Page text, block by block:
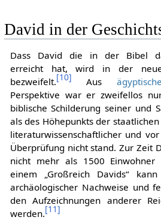
David in der
Dass David die in der Bibel
erreicht hat, wird in der
bezweifelt.[10] Aus
Perspektive war er zweifellos
biblische Schilderung seiner und
als des Höhepunkts der
literaturwissenschaftlicher und
Überprüfung nicht stand. Zur Zeit
nicht mehr als 1500 Einwohner
einem „Großreich Davids“
archäologischer Nachweise und
den Aufzeichnungen anderer
werden.[11]